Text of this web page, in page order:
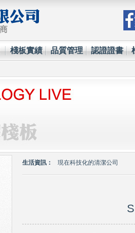
棧板實績 品質管理 認證證書
生活資訊： 現在科技化的清潔公司
環保材質的使用已經成為全
台塑王永慶的傳奇一生與典